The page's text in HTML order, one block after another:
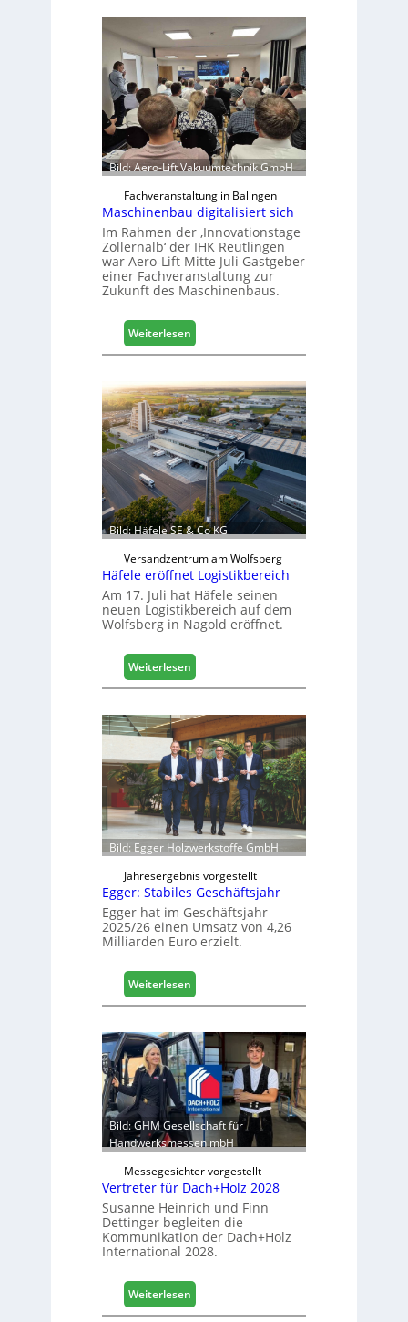
Bild: Aero-Lift Vakuumtechnik GmbH
Fachveranstaltung in Balingen
Maschinenbau digitalisiert sich
Im Rahmen der ‚Innovationstage
Zollernalb‘ der IHK Reutlingen
war Aero-Lift Mitte Juli Gastgeber
einer Fachveranstaltung zur
Zukunft des Maschinenbaus.
Weiterlesen:
M
s
c
h
i
n
e
n
b
a
u
d
i
g
i
t
i
i
e
r
t
s
c
h
Bild: Häfele SE & Co KG
Versandzentrum am Wolfsberg
Häfele eröffnet Logistikbereich
Am 17. Juli hat Häfele seinen
neuen Logistikbereich auf dem
Wolfsberg in Nagold eröffnet.
Weiterlesen:
H
f
e
l
e
e
r
ö
f
f
n
e
t
L
o
s
i
k
b
e
r
e
i
c
h
Bild: Egger Holzwerkstoffe GmbH
Jahresergebnis vorgestellt
Egger: Stabiles Geschäftsjahr
Egger hat im Geschäftsjahr
2025/26 einen Umsatz von 4,26
Milliarden Euro erzielt.
Weiterlesen:
E
g
e
r
S
t
a
b
i
l
e
s
G
e
s
c
h
Bild: GHM Gesellschaft für
Handwerksmessen mbH
Messegesichter vorgestellt
Vertreter für Dach+Holz 2028
Susanne Heinrich und Finn
Dettinger begleiten die
Kommunikation der Dach+Holz
International 2028.
Weiterlesen:
V